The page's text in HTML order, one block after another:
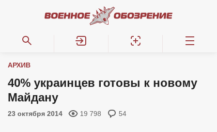
АРХИВ
40% украинцев готовы к новому
Майдану
23 октября 2014 19 798 54